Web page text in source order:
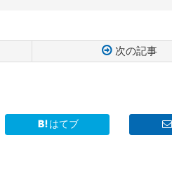
次の記事
はてブ